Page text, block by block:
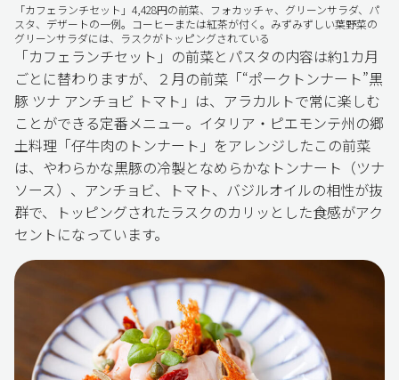
「カフェランチセット」4,428円の前菜、フォカッチャ、グリーンサラダ、パ
スタ、デザートの一例。コーヒーまたは紅茶が付く。みずみずしい葉野菜の
グリーンサラダには、ラスクがトッピングされている
「カフェランチセット」の前菜とパスタの内容は約1カ月
ごとに替わりますが、２月の前菜「“ポークトンナート”黒
豚 ツナ アンチョビ トマト」は、アラカルトで常に楽しむ
ことができる定番メニュー。イタリア・ピエモンテ州の郷
土料理「仔牛肉のトンナート」をアレンジしたこの前菜
は、やわらかな黒豚の冷製となめらかなトンナート（ツナ
ソース）、アンチョビ、トマト、バジルオイルの相性が抜
群で、トッピングされたラスクのカリッとした食感がアク
セントになっています。